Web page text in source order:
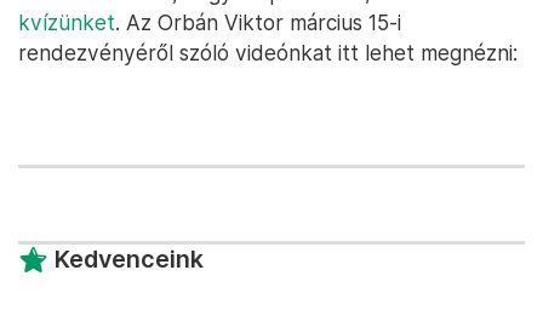
kvízünket. Az Orbán Viktor március 15-i
rendezvényéről szóló videónkat itt lehet megnézni:
Kedvenceink